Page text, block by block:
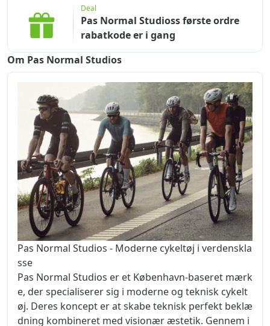
Deal
Pas Normal Studioss første ordre
rabatkode er i gang
Om Pas Normal Studios
Pas Normal Studios - Moderne cykeltøj i verdenskla
sse
Pas Normal Studios er et København-baseret mærk
e, der specialiserer sig i moderne og teknisk cykelt
øj. Deres koncept er at skabe teknisk perfekt beklæ
dning kombineret med visionær æstetik. Gennem i